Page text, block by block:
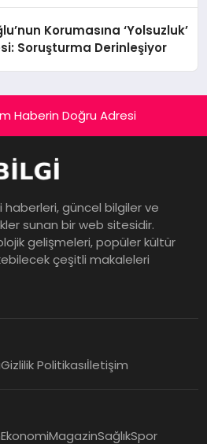
Korumasına ‘Yolsuzluk’
Soruşturma Derinleşiyor
Haberin Doğru Adresi
haberleri, güncel bilgiler ve
sunan bir web sitesidir.
gelişmeleri, popüler kültür
çeşitli makaleleri
Gizlilik Politikasıİletişim
EkonomiMagazinSağlıkSpor